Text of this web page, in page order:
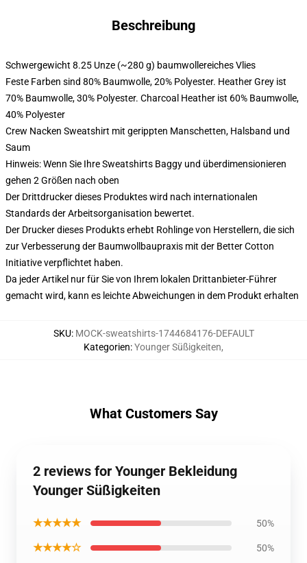
Beschreibung
Schwergewicht 8.25 Unze (~280 g) baumwollereiches Vlies
Feste Farben sind 80% Baumwolle, 20% Polyester. Heather Grey ist
70% Baumwolle, 30% Polyester. Charcoal Heather ist 60% Baumwolle,
40% Polyester
Crew Nacken Sweatshirt mit gerippten Manschetten, Halsband und
Saum
Hinweis: Wenn Sie Ihre Sweatshirts Baggy und überdimensionieren
gehen 2 Größen nach oben
Der Drittdrucker dieses Produktes wird nach internationalen
Standards der Arbeitsorganisation bewertet.
Der Drucker dieses Produkts erhebt Rohlinge von Herstellern, die sich
zur Verbesserung der Baumwollbaupraxis mit der Better Cotton
Initiative verpflichtet haben.
Da jeder Artikel nur für Sie von Ihrem lokalen Drittanbieter-Führer
gemacht wird, kann es leichte Abweichungen in dem Produkt erhalten
SKU: MOCK-sweatshirts-1744684176-DEFAULT
Kategorien:Younger Süßigkeiten,
What Customers Say
2 reviews for Younger Bekleidung
Younger Süßigkeiten
★★★★★ 50%
★★★★☆ 50%